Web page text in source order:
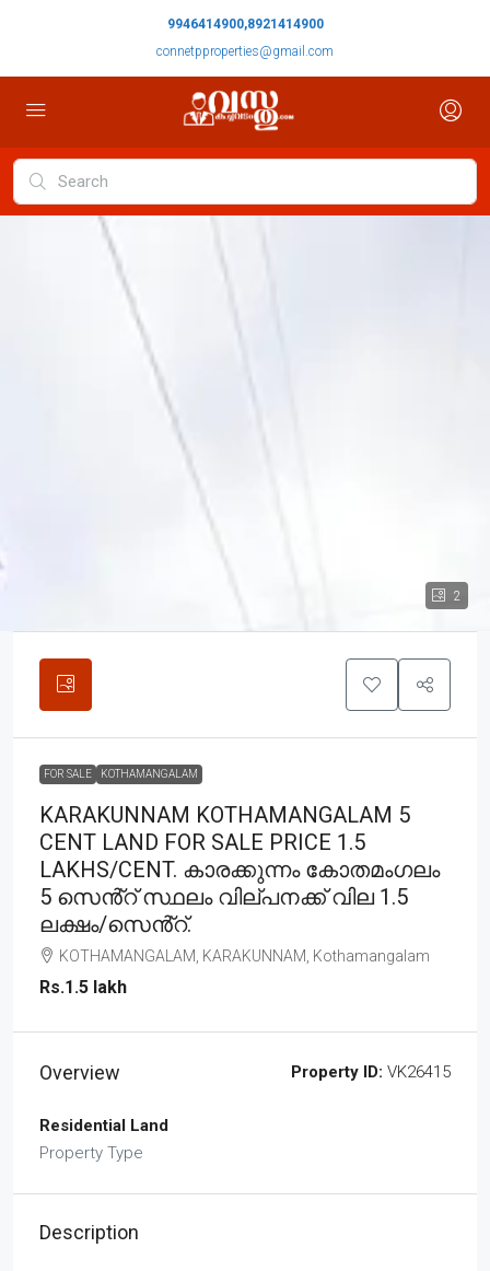
9946414900,8921414900
connetpproperties@gmail.com
2
FOR SALE KOTHAMANGALAM
KARAKUNNAM KOTHAMANGALAM 5
CENT LAND FOR SALE PRICE 1.5
LAKHS/CENT. കാരക്കുന്നം കോതമംഗലം
5 സെൻ്റ് സ്ഥലം വില്പനക്ക് വില 1.5
ലക്ഷം/സെൻ്റ്.
KOTHAMANGALAM, KARAKUNNAM, Kothamangalam
Rs.1.5 lakh
Overview Property ID: VK26415
Residential Land
Property Type
Description